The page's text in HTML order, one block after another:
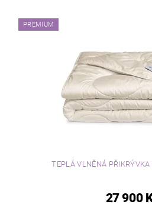
PREMIUM
TEPLÁ VLNĚNÁ
27 900